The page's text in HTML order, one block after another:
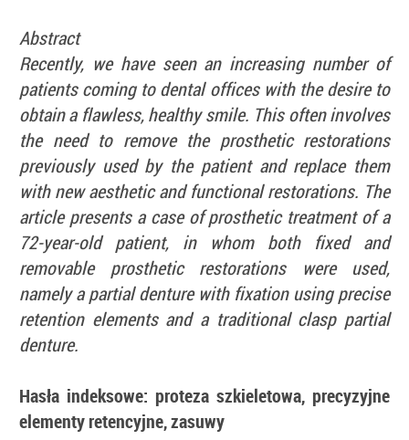
Abstract
Recently, we have seen an increasing number of
patients coming to dental offices with the desire to
obtain a flawless, healthy smile. This often involves
the need to remove the prosthetic restorations
previously used by the patient and replace them
with new aesthetic and functional restorations. The
article presents a case of prosthetic treatment of a
72-year-old patient, in whom both fixed and
removable prosthetic restorations were used,
namely a partial denture with fixation using precise
retention elements and a traditional clasp partial
denture.
Hasła indeksowe: proteza szkieletowa, precyzyjne
elementy retencyjne, zasuwy